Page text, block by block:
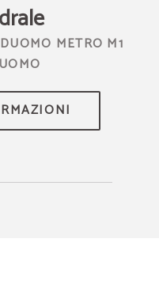
METRO M1